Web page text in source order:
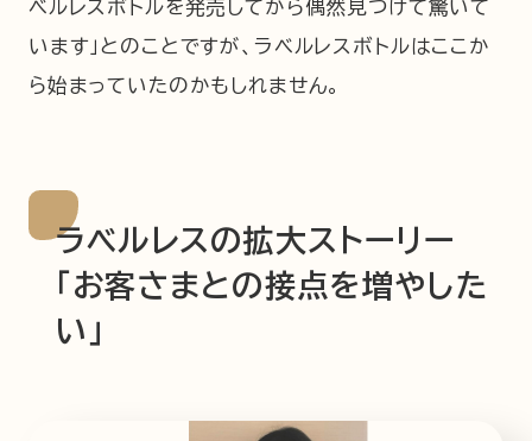
ベルレスボトルを発売してから偶然見つけて驚いて
います」とのことですが、ラベルレスボトルはここか
ら始まっていたのかもしれません。
ラベルレスの拡大ストーリー
「お客さまとの接点を増やした
い」